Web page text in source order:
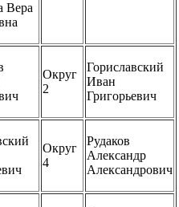
Вера
Округ
2
Гориславский
Иван
Григорьевич
Округ
4
Рудаков
Александр
Александрович